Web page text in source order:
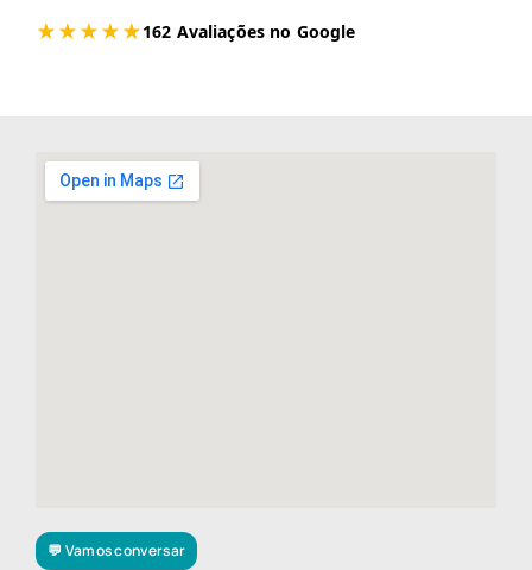
💬 Vamos conversar